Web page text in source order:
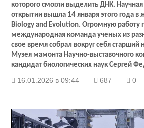
которого смогли выделить ДНК. Научная
открытии вышла 14 января этого года в
Biology and Evolution. Огромную работу
международная команда ученых из
свое время собрал вокруг себя старший
Музея мамонта Научно-выставочного
кандидат биологических наук Сергей
16.01.2026 в 09:44 687 0